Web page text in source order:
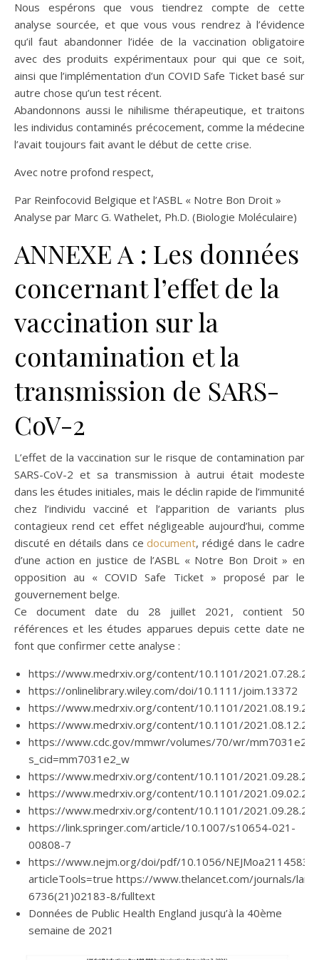
Nous espérons que vous tiendrez compte de cette
analyse sourcée, et que vous vous rendrez à l’évidence
qu’il faut abandonner l’idée de la vaccination obligatoire
avec des produits expérimentaux pour qui que ce soit,
ainsi que l’implémentation d’un COVID Safe Ticket basé sur
autre chose qu’un test récent.
Abandonnons aussi le nihilisme thérapeutique, et traitons
les individus contaminés précocement, comme la médecine
l’avait toujours fait avant le début de cette crise.
Avec notre profond respect,
Par Reinfocovid Belgique et l’ASBL « Notre Bon Droit »
Analyse par Marc G. Wathelet, Ph.D. (Biologie Moléculaire)
ANNEXE A : Les données
concernant l’effet de la
vaccination sur la
contamination et la
transmission de SARS-
CoV-2
L’effet de la vaccination sur le risque de contamination par
SARS-CoV-2 et sa transmission à autrui était modeste
dans les études initiales, mais le déclin rapide de l’immunité
chez l’individu vacciné et l’apparition de variants plus
contagieux rend cet effet négligeable aujourd’hui, comme
discuté en détails dans cedocument, rédigé dans le cadre
d’une action en justice de l’ASBL « Notre Bon Droit » en
opposition au « COVID Safe Ticket » proposé par le
gouvernement belge.
Ce document date du 28 juillet 2021, contient 50
références et les études apparues depuis cette date ne
font que confirmer cette analyse :
https://www.medrxiv.org/content/10.1101/
https://onlinelibrary.wiley.com/doi/10.1111/joim.13372
https://www.medrxiv.org/content/10.1101/
https://www.medrxiv.org/content/10.1101/
https://www.cdc.gov/mmwr/volumes/70/wr/
s_cid=mm7031e2_w
https://www.medrxiv.org/content/10.1101/
https://www.medrxiv.org/content/10.1101/
https://www.medrxiv.org/content/10.1101/
https://link.springer.com/article/10.1007/s10654-021-
00808-7
https://www.nejm.org/doi/pdf/10.1056/NEJMoa2114583?
articleTools=true https://www.thelancet.com/journals/
6736(21)02183-8/fulltext
Données de Public Health England jusqu’à la 40ème
semaine de 2021